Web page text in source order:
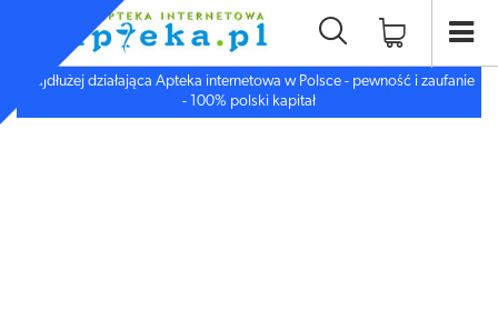
Najdłużej działająca Apteka internetowa w Polsce - pewność i zaufanie
- 100% polski kapitał